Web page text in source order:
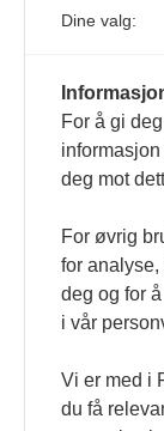
Dine valg:
For å gi
deg mot
For øvrig
for analyse,
deg og for
i vår
Vi er med i
du få